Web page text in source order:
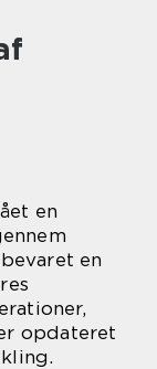
en
en
opdateret